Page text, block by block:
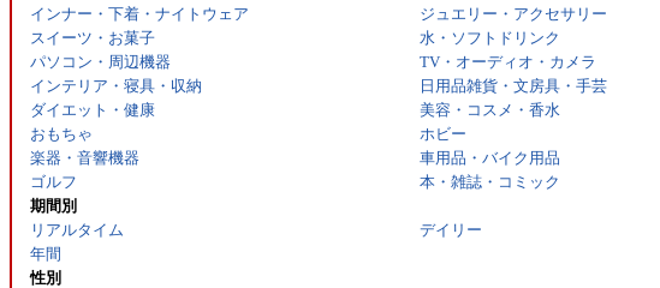
インナー・下着・ナイトウェア
ジュエリー・アクセサリー
スイーツ・お菓子
水・ソフトドリンク
パソコン・周辺機器
TV・オーディオ・カメラ
インテリア・寝具・収納
日用品雑貨・文房具・手芸
ダイエット・健康
美容・コスメ・香水
おもちゃ
ホビー
楽器・音響機器
車用品・バイク用品
ゴルフ
本・雑誌・コミック
期間別
リアルタイム
デイリー
年間
性別